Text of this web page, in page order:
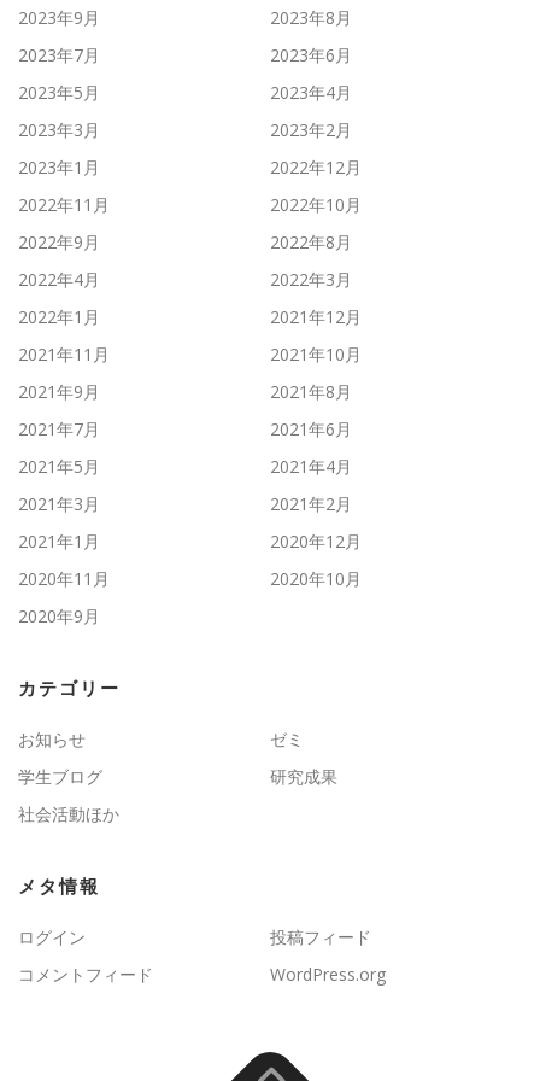
2023年9月
2023年8月
2023年7月
2023年6月
2023年5月
2023年4月
2023年3月
2023年2月
2023年1月
2022年12月
2022年11月
2022年10月
2022年9月
2022年8月
2022年4月
2022年3月
2022年1月
2021年12月
2021年11月
2021年10月
2021年9月
2021年8月
2021年7月
2021年6月
2021年5月
2021年4月
2021年3月
2021年2月
2021年1月
2020年12月
2020年11月
2020年10月
2020年9月
カテゴリー
お知らせ
ゼミ
学生ブログ
研究成果
社会活動ほか
メタ情報
ログイン
投稿フィード
コメントフィード
WordPress.org